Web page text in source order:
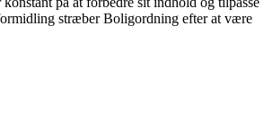
stræber Boligordning efter at være